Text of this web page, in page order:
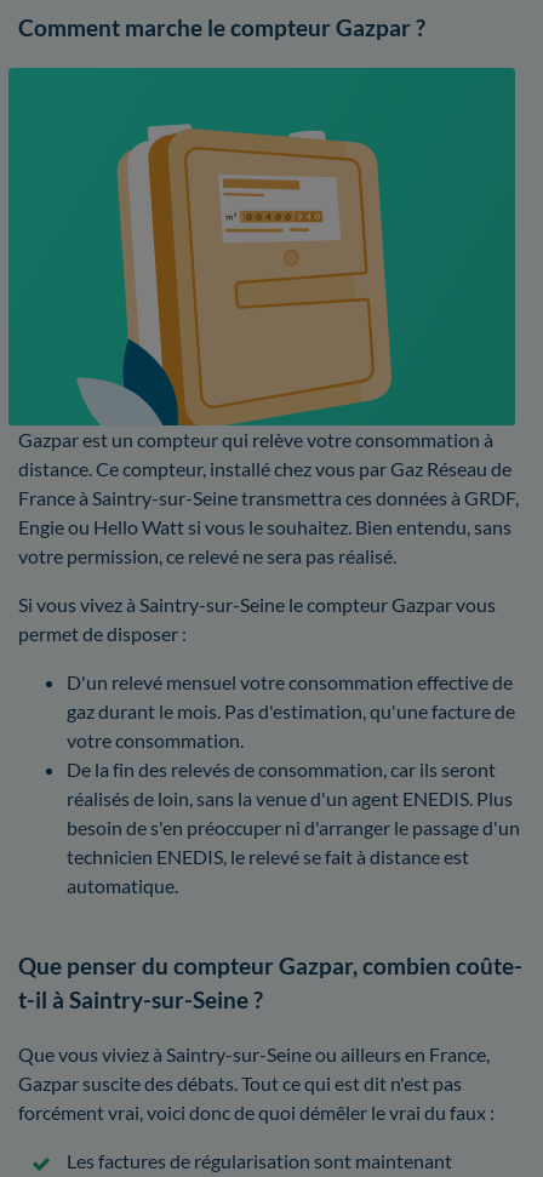
Comment marche le compteur Gazpar ?
Gazpar est un compteur qui relève votre consommation à
distance. Ce compteur, installé chez vous par Gaz Réseau de
France à Saintry-sur-Seine transmettra ces données à GRDF,
Engie ou Hello Watt si vous le souhaitez. Bien entendu, sans
votre permission, ce relevé ne sera pas réalisé.
Si vous vivez à Saintry-sur-Seine le compteur Gazpar vous
permet de disposer :
D'un relevé mensuel votre consommation effective de
gaz durant le mois. Pas d'estimation, qu'une facture de
votre consommation.
De la fin des relevés de consommation, car ils seront
réalisés de loin, sans la venue d'un agent ENEDIS. Plus
besoin de s'en préoccuper ni d'arranger le passage d'un
technicien ENEDIS, le relevé se fait à distance est
automatique.
Que penser du compteur Gazpar, combien coûte-
t-il à Saintry-sur-Seine ?
Que vous viviez à Saintry-sur-Seine ou ailleurs en France,
Gazpar suscite des débats. Tout ce qui est dit n'est pas
forcément vrai, voici donc de quoi démêler le vrai du faux :
Les factures de régularisation sont maintenant